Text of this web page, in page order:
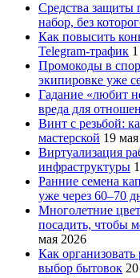
Средства защиты
набор, без
Как повысить
Telegram-трафик
Промокоды в
экипировке уже
Гадание «любит
вреда для
Винт с резьбой:
мастерской 19
Виртуализация
инфраструктуры
Ранние семена
уже через 60–70
Многолетние
посадить, чтобы
мая 2026
Как организовать
выбор бытовок